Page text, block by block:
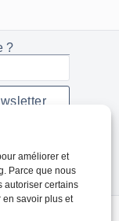
améliorer et
Parce que nous
autoriser certains
en savoir plus et
?